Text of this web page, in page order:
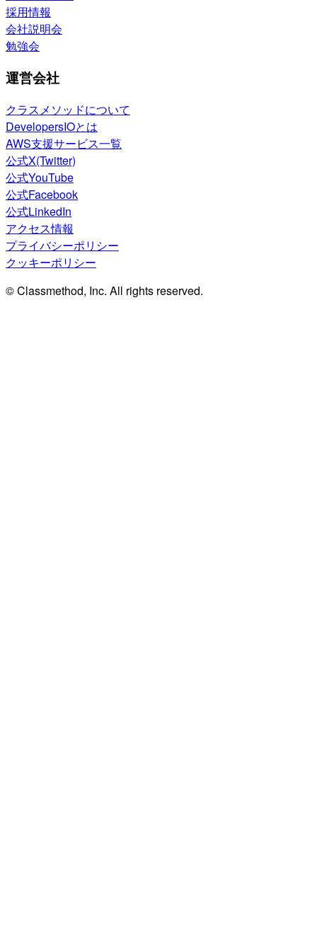
採用情報
会社説明会
勉強会
運営会社
クラスメソッドについて
DevelopersIOとは
AWS支援サービス一覧
公式X(Twitter)
公式YouTube
公式Facebook
公式LinkedIn
アクセス情報
プライバシーポリシー
クッキーポリシー
© Classmethod, Inc. All rights reserved.